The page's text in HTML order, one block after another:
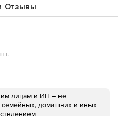
Отзывы
лицам и ИП – не
домашних и иных